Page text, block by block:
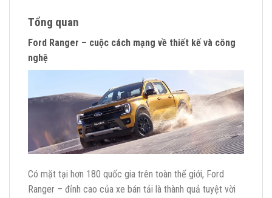
Tổng quan
Ford Ranger – cuộc cách mạng về thiết kế và công
nghệ
Có mặt tại hơn 180 quốc gia trên toàn thế giới, Ford
Ranger – đỉnh cao của xe bán tải là thành quả tuyệt vời